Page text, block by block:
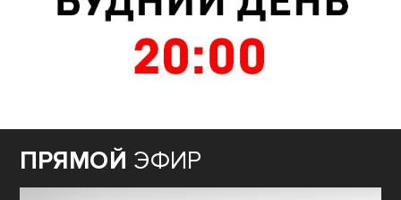
ПРЯМОЙ ЭФИР